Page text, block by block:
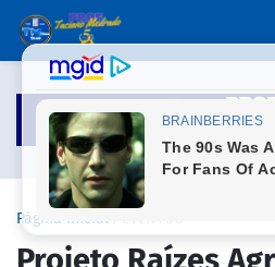
Página inicial